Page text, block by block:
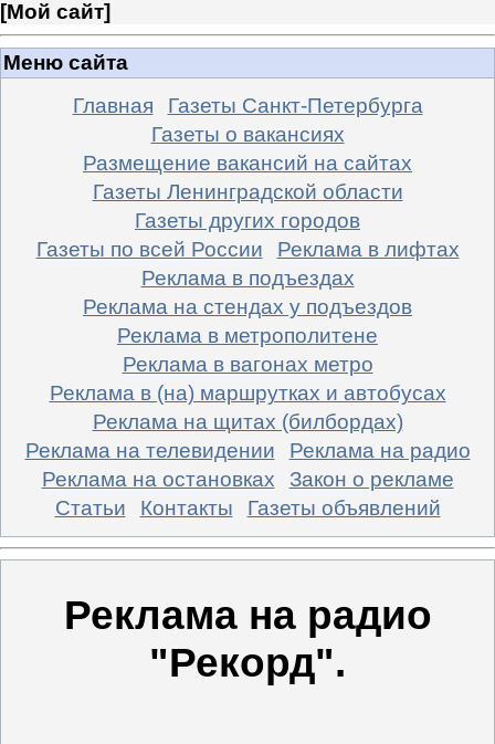
[Мой сайт]
Меню сайта
Главная
Газеты Санкт-Петербурга
Газеты о вакансиях
Размещение вакансий на сайтах
Газеты Ленинградской области
Газеты других городов
Газеты по всей России
Реклама в лифтах
Реклама в подъездах
Реклама на стендах у подъездов
Реклама в метрополитене
Реклама в вагонах метро
Реклама в (на) маршрутках и автобусах
Реклама на щитах (билбордах)
Реклама на телевидении
Реклама на радио
Реклама на остановках
Закон о рекламе
Статьи
Контакты Газеты объявлений
Реклама на радио
"Рекорд".